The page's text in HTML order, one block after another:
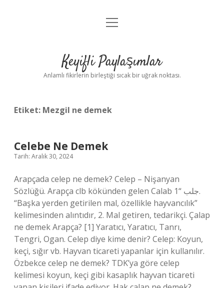
Anasayfa
Yasal Uyarı
menüyü
Keyifli Paylaşımlar
Anlamlı fikirlerin birleştiği sıcak bir uğrak noktası.
Etiket: Mezgil ne demek
Celebe Ne Demek
Tarih: Aralık 30, 2024
Arapçada celep ne demek? Celep – Nişanyan
Sözlüğü. Arapça clb kökünden gelen Calab جلب “1.
“Başka yerden getirilen mal, özellikle hayvancılık”
kelimesinden alıntıdır, 2. Mal getiren, tedarikçi. Çalap
ne demek Arapça? [1] Yaratıcı, Yaratıcı, Tanrı,
Tengri, Ogan. Celep diye kime denir? Celep: Koyun,
keçi, sığır vb. Hayvan ticareti yapanlar için kullanılır.
Özbekce celep ne demek? TDK’ya göre celep
kelimesi koyun, keçi gibi kasaplık hayvan ticareti